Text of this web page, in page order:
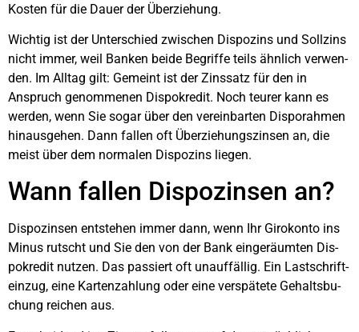
Kos­ten für die Dau­er der Über­zie­hung.
Wich­tig ist der Unter­schied zwi­schen Dis­po­zins und Soll­zins
nicht immer, weil Ban­ken bei­de Begrif­fe teils ähn­lich ver­wen­
den. Im All­tag gilt: Gemeint ist der Zins­satz für den in
Anspruch genom­me­nen Dis­po­kre­dit. Noch teu­rer kann es
wer­den, wenn Sie sogar über den ver­ein­bar­ten Dispo­rah­men
hin­aus­ge­hen. Dann fal­len oft Über­zie­hungs­zin­sen an, die
meist über dem nor­ma­len Dis­po­zins lie­gen.
Wann fal­len Dis­po­zin­sen an?
Dis­po­zin­sen ent­ste­hen immer dann, wenn Ihr Giro­kon­to ins
Minus rutscht und Sie den von der Bank ein­ge­räum­ten Dis­
po­kre­dit nut­zen. Das pas­siert oft unauf­fäl­lig. Ein Last­schrift­
ein­zug, eine Kar­ten­zah­lung oder eine ver­spä­te­te Gehalts­bu­
chung rei­chen aus.